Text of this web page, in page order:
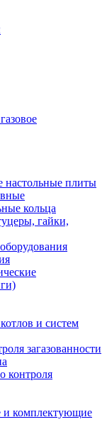
настольные плиты
кольца
гайки,
и систем
загазованности
контроля
и комплектующие